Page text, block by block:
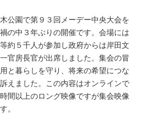
公園で第９３回メーデー中央大会を
の中３年ぶりの開催です。会場には
約５千人が参加し政府からは岸田文
官房長官が出席しました。集会の冒
と暮らしを守り、将来の希望につな
えました。この内容はオンラインで
間以上のロング映像ですが集会映像
。